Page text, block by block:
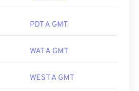
PDT A GMT
WAT A GMT
WEST A GMT